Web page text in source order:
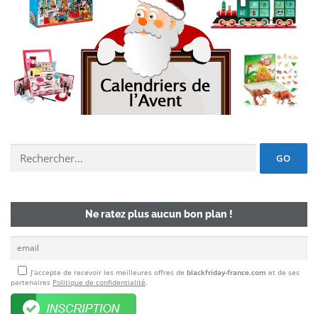
Ne ratez plus aucun bon plan !
J’accepte de recevoir les meilleures offres de blackfriday-france.com et de ses
partenaires Politique de confidentialité.